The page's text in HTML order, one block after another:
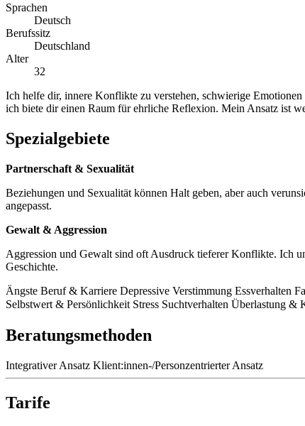
Sprachen
Deutsch
Berufssitz
Deutschland
Alter
32
Ich helfe dir, innere Konflikte zu verstehen, schwierige
ich biete dir einen Raum für ehrliche Reflexion. Mein Ansatz ist
Spezialgebiete
Partnerschaft & Sexualität
Beziehungen und Sexualität können Halt geben, aber auch
angepasst.
Gewalt & Aggression
Aggression und Gewalt sind oft Ausdruck tieferer Konflikte. Ich
Geschichte.
Ängste Beruf & Karriere Depressive Verstimmung Essverhalten
Selbstwert & Persönlichkeit Stress Suchtverhalten Überlastung &
Beratungsmethoden
Integrativer Ansatz Klient:innen-/Personzentrierter Ansatz
Tarife